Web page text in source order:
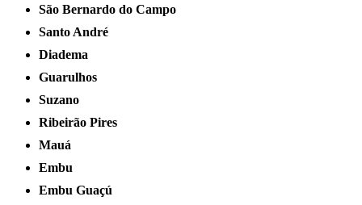
São Bernardo do Campo
Santo André
Diadema
Guarulhos
Suzano
Ribeirão Pires
Mauá
Embu
Embu Guaçú